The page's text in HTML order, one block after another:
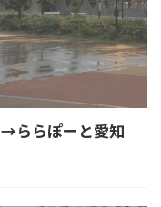
ららぽーと愛知